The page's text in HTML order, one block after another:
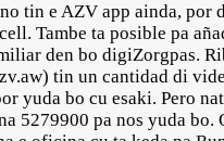
tin e AZV app ainda, por
Tambe ta posible pa
den bo digiZorgpas.
tin un cantidad di
yuda bo cu esaki. Pero
5279900 pa nos yuda bo.